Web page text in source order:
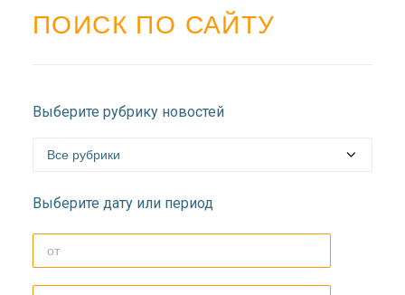
ПОИСК ПО САЙТУ
Выберите рубрику новостей
Выберите дату или период